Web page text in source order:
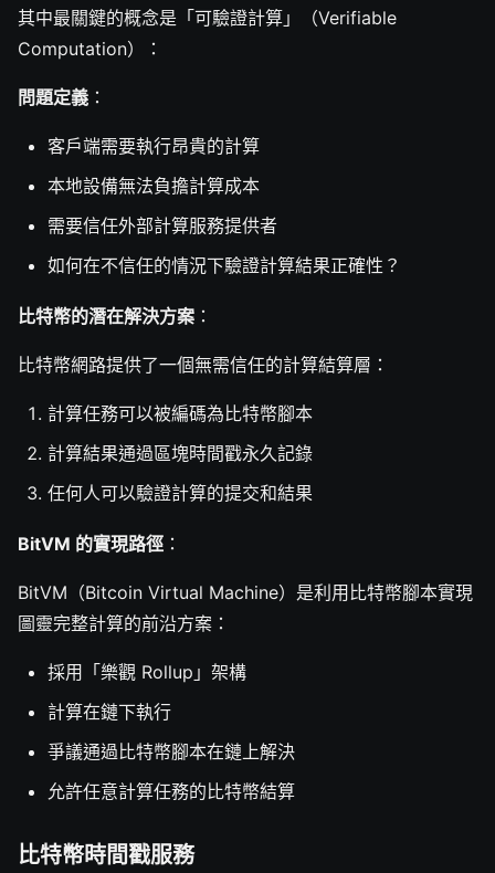
其中最關鍵的概念是「可驗證計算」（Verifiable
Computation）：
問題定義 ：
客戶端需要執行昂貴的計算
本地設備無法負擔計算成本
需要信任外部計算服務提供者
如何在不信任的情況下驗證計算結果正確性？
比特幣的潛在解決方案 ：
比特幣網路提供了一個無需信任的計算結算層：
計算任務可以被編碼為比特幣腳本
計算結果通過區塊時間戳永久記錄
任何人可以驗證計算的提交和結果
BitVM 的實現路徑 ：
BitVM（Bitcoin Virtual Machine）是利用比特幣腳本實現
圖靈完整計算的前沿方案：
採用「樂觀 Rollup」架構
計算在鏈下執行
爭議通過比特幣腳本在鏈上解決
允許任意計算任務的比特幣結算
比特幣時間戳服務